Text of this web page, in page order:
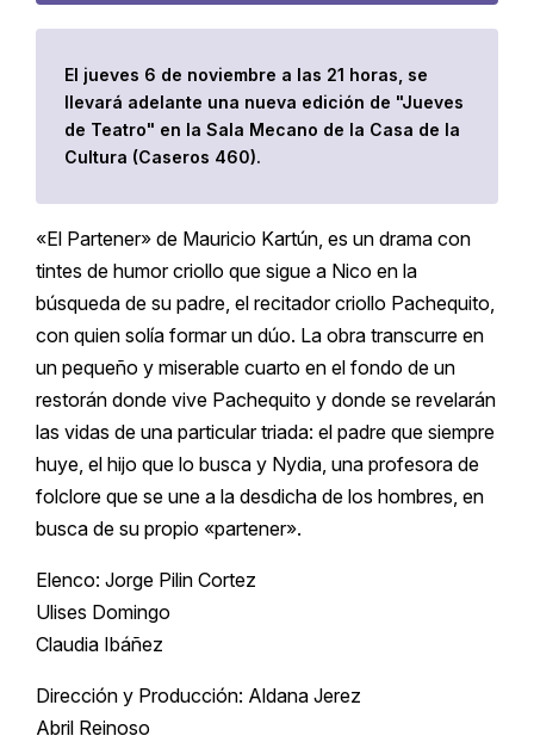
El jueves 6 de noviembre a las 21 horas, se
llevará adelante una nueva edición de "Jueves
de Teatro" en la Sala Mecano de la Casa de la
Cultura (Caseros 460).
«El Partener» de Mauricio Kartún, es un drama con
tintes de humor criollo que sigue a Nico en la
búsqueda de su padre, el recitador criollo Pachequito,
con quien solía formar un dúo. La obra transcurre en
un pequeño y miserable cuarto en el fondo de un
restorán donde vive Pachequito y donde se revelarán
las vidas de una particular triada: el padre que siempre
huye, el hijo que lo busca y Nydia, una profesora de
folclore que se une a la desdicha de los hombres, en
busca de su propio «partener».
Elenco: Jorge Pilin Cortez
Ulises Domingo
Claudia Ibáñez
Dirección y Producción: Aldana Jerez
Abril Reinoso